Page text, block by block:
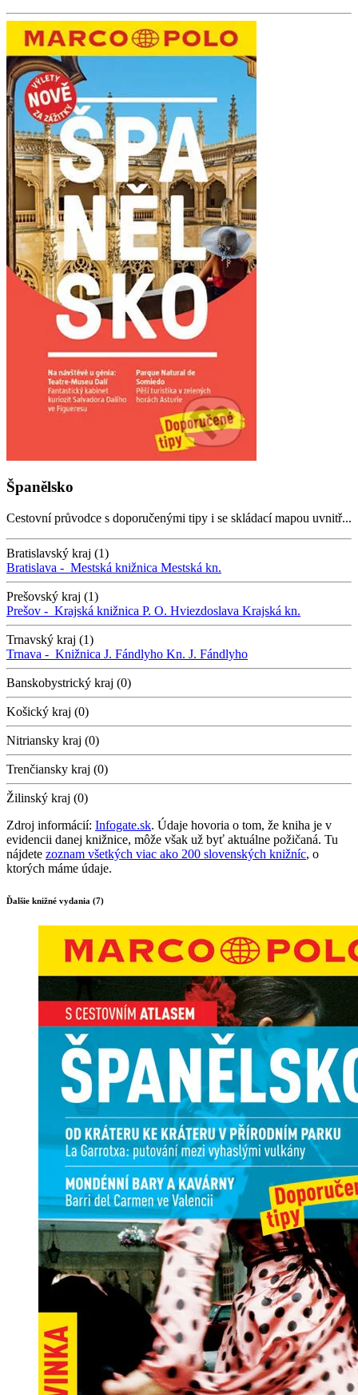
Španělsko
Cestovní průvodce s doporučenými tipy i se skládací mapou uvnitř...
Bratislavský kraj (1)
Bratislava - Mestská knižnica Mestská kn.
Prešovský kraj (1)
Prešov - Krajská knižnica P. O. Hviezdoslava Krajská kn.
Trnavský kraj (1)
Trnava - Knižnica J. Fándlyho Kn. J. Fándlyho
Banskobystrický kraj (0)
Košický kraj (0)
Nitriansky kraj (0)
Trenčiansky kraj (0)
Žilinský kraj (0)
Zdroj informácií: Infogate.sk. Údaje hovoria o tom, že kniha je v
evidencii danej knižnice, môže však už byť aktuálne požičaná. Tu
nájdete zoznam všetkých viac ako 200 slovenských knižníc, o
ktorých máme údaje.
Ďalšie knižné vydania (7)